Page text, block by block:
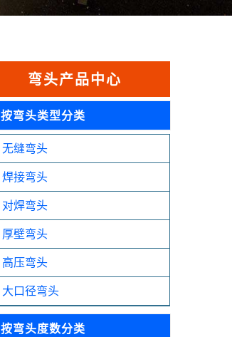
弯头产品中心
按弯头类型分类
无缝弯头
焊接弯头
对焊弯头
厚壁弯头
高压弯头
大口径弯头
按弯头度数分类